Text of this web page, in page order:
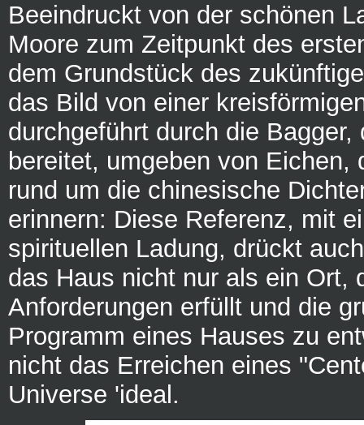
Beeindruckt von der schönen
Moore zum Zeitpunkt des
dem Grundstück des
das Bild von einer
durchgeführt durch die Bagger,
bereitet, umgeben von Eichen,
rund um die chinesische
erinnern: Diese Referenz, mit
spirituellen Ladung, drückt
das Haus nicht nur als ein Ort,
Anforderungen erfüllt und die
Programm eines Hauses zu
nicht das Erreichen eines
Universe 'ideal.